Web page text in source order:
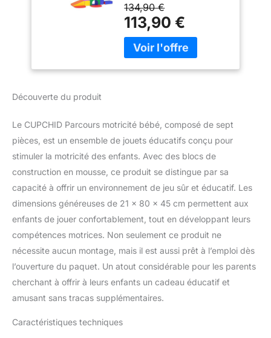
combiner, cet ensemble
de jeu stimule la
créativité et l'imagination,
tout en favorisant le
DURABLE : Constitué de
mousse de perles EPE,
ce jeu souple est
remarquablement
résilient. Il reprend sa
forme initiale rapidement
après compression,
assurant confort et
longévité même après
des utilisations
fréquentes. SÛR ET
STABLE : Fabriqués avec
des matériaux robustes
et sécurisés, ces blocs
134,90 €
113,90 €
Découverte du produit
Le CUPCHID Parcours motricité bébé, composé de sept
pièces, est un ensemble de jouets éducatifs conçu pour
stimuler la motricité des enfants. Avec des blocs de
construction en mousse, ce produit se distingue par sa
capacité à offrir un environnement de jeu sûr et éducatif. Les
dimensions généreuses de 21 x 80 x 45 cm permettent aux
enfants de jouer confortablement, tout en développant leurs
compétences motrices. Non seulement ce produit ne
nécessite aucun montage, mais il est aussi prêt à l’emploi dès
l’ouverture du paquet. Un atout considérable pour les parents
cherchant à offrir à leurs enfants un cadeau éducatif et
amusant sans tracas supplémentaires.
Caractéristiques techniques